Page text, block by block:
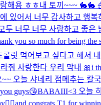
해용 ㅎㅎ내 토끼~~~ 🐇🐇
있어서 너무 감사하고 행
두 너무 너무 사랑하고 좋은
you so much for being the
릿 먹어보고 싶다고 해서
줘 사랑한다 우리 막내 🎀i
오늘 샤네리 점메추는
guys😘BABAIII<3 오늘
congrats T1 for